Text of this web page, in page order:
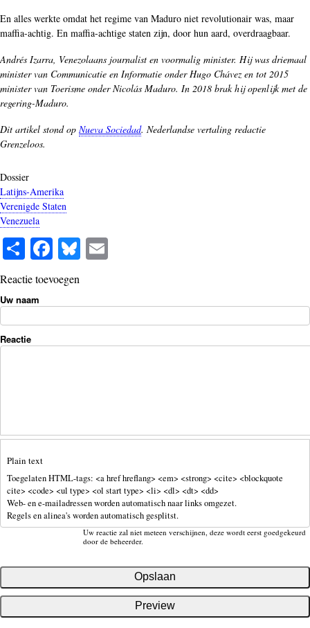
En alles werkte omdat het regime van Maduro niet revolutionair was, maar
maffia-achtig. En maffia-achtige staten zijn, door hun aard, overdraagbaar.
Andrés Izarra, Venezolaans journalist en voormalig minister. Hij was driemaal
minister van Communicatie en Informatie onder Hugo Chávez en tot 2015
minister van Toerisme onder Nicolás Maduro. In 2018 brak hij openlijk met de
regering-Maduro.
Dit artikel stond op Nueva Sociedad. Nederlandse vertaling redactie
Grenzeloos.
Dossier
Latijns-Amerika
Verenigde Staten
Venezuela
S
ha
re
Fa
ce
bo
ok
Bl
ue
y
Reactie toevoegen
Uw naam
Reactie
Plain text
Toegelaten HTML-tags: <a href hreflang> <em> <strong> <cite> <blockquote
cite> <code> <ul type> <ol start type> <li> <dl> <dt> <dd>
Web- en e-mailadressen worden automatisch naar links omgezet.
Regels en alinea's worden automatisch gesplitst.
Uw reactie zal niet meteen verschijnen, deze wordt eerst goedgekeurd
door de beheerder.